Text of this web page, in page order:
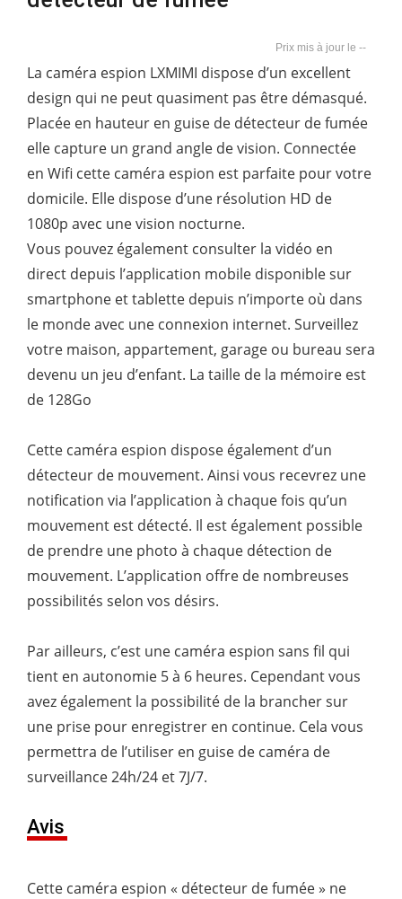
--
La caméra espion LXMIMI dispose d’un excellent
design qui ne peut quasiment pas être démasqué.
Placée en hauteur en guise de détecteur de fumée
elle capture un grand angle de vision. Connectée
en Wifi cette caméra espion est parfaite pour votre
domicile. Elle dispose d’une résolution HD de
1080p avec une vision nocturne.
Vous pouvez également consulter la vidéo en
direct depuis l’application mobile disponible sur
smartphone et tablette depuis n’importe où dans
le monde avec une connexion internet. Surveillez
votre maison, appartement, garage ou bureau sera
devenu un jeu d’enfant. La taille de la mémoire est
de 128Go
Cette caméra espion dispose également d’un
détecteur de mouvement. Ainsi vous recevrez une
notification via l’application à chaque fois qu’un
mouvement est détecté. Il est également possible
de prendre une photo à chaque détection de
mouvement. L’application offre de nombreuses
possibilités selon vos désirs.
Par ailleurs, c’est une caméra espion sans fil qui
tient en autonomie 5 à 6 heures. Cependant vous
avez également la possibilité de la brancher sur
une prise pour enregistrer en continue. Cela vous
permettra de l’utiliser en guise de caméra de
surveillance 24h/24 et 7J/7.
Avis
Cette caméra espion « détecteur de fumée » ne